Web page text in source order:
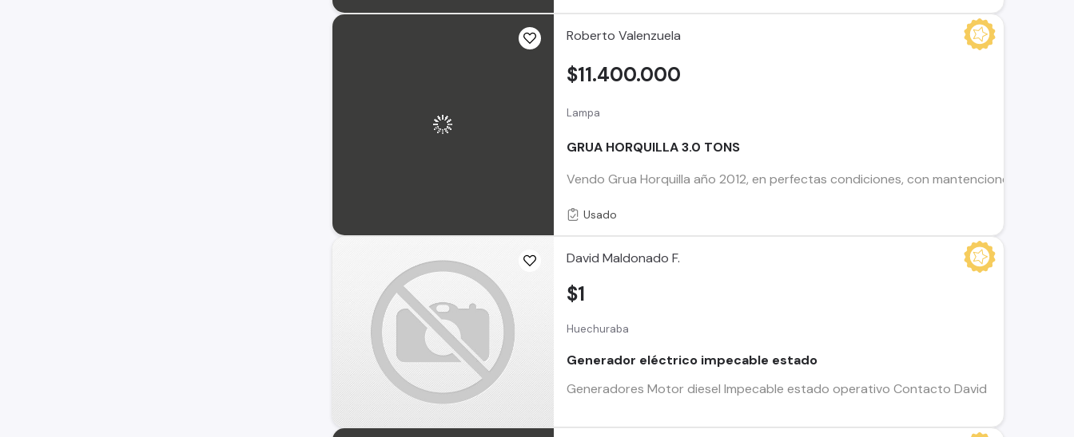
Roberto Valenzuela
Lampa
GRUA HORQUILLA 3.0 TONS
Vendo Grua Horquilla año 2012, en perfectas condiciones, con mantenciones al dia
$11.400.000
Usado
David Maldonado F.
Huechuraba
Generador eléctrico impecable estado
Generadores Motor diesel Impecable estado operativo Contacto David
$1